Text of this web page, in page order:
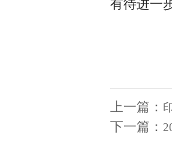
有待进一
上一篇：
下一篇：